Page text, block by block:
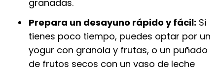
granadas.
Prepara un desayuno rápido y fácil: Si
tienes poco tiempo, puedes optar por un
yogur con granola y frutas, o un puñado
de frutos secos con un vaso de leche